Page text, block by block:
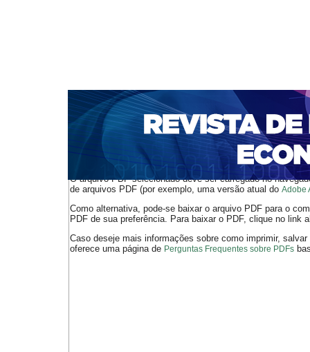
CAPA SOBRE ACESSO CADASTRO
NOTÍCIAS
PORTAL DE REVISTAS DA UNIFACS
BASES DE DADOS E INDEXADORES
Capa v. 6, n. 10 (2004) > Irving
O arquivo PDF selecionado deve ser carregado no
de arquivos PDF (por exemplo, uma versão atual do Adobe
Como alternativa, pode-se baixar o arquivo PDF para o
PDF de sua preferência. Para baixar o PDF, clique no link
Caso deseje mais informações sobre como imprimir,
oferece uma página de Perguntas Frequentes sobre PDFs